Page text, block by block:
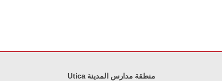
Utica منطقة مدارس المدينة